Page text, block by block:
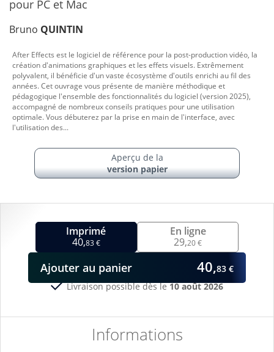
pour PC et Mac
Bruno QUINTIN
Imprimé
40,83 €
Informations
Livraison possible dès le10 août 2026
En ligne
29,20 €
Ajouter au panier 40,83 €
After Effects est le logiciel de référence pour la post-production vidéo, la
création d'animations graphiques et les effets visuels. Extrêmement
polyvalent, il bénéficie d'un vaste écosystème d'outils enrichi au fil des
années. Cet ouvrage vous présente de manière méthodique et
pédagogique l'ensemble des fonctionnalités du logiciel (version 2025),
accompagné de nombreux conseils pratiques pour une utilisation
optimale. Vous débuterez par la prise en main de l'interface, avec
l'utilisation des...
Aperçu de la
version papier